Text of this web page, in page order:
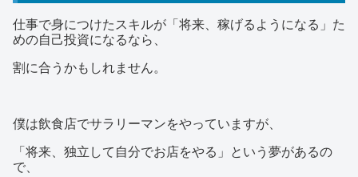
仕事で身につけたスキルが「将来、稼げるようになる」た
めの自己投資になるなら、
割に合うかもしれません。
僕は飲食店でサラリーマンをやっていますが、
「将来、独立して自分でお店をやる」という夢があるの
で、